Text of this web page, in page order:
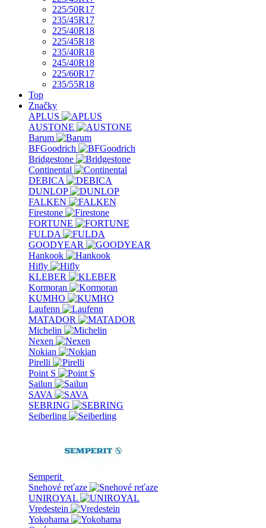
225/50R17
235/45R17
225/40R18
225/45R18
235/40R18
245/40R18
225/60R17
235/55R18
Top
Značky
APLUS
AUSTONE
Barum
BFGoodrich
Bridgestone
Continental
DEBICA
DUNLOP
FALKEN
Firestone
FORTUNE
FULDA
GOODYEAR
Hankook
Hifly
KLEBER
Kormoran
KUMHO
Laufenn
MATADOR
Michelin
Nexen
Nokian
Pirelli
Point S
Sailun
SAVA
SEBRING
Seiberling
Semperit
Snehové reťaze
UNIROYAL
Vredestein
Yokohama